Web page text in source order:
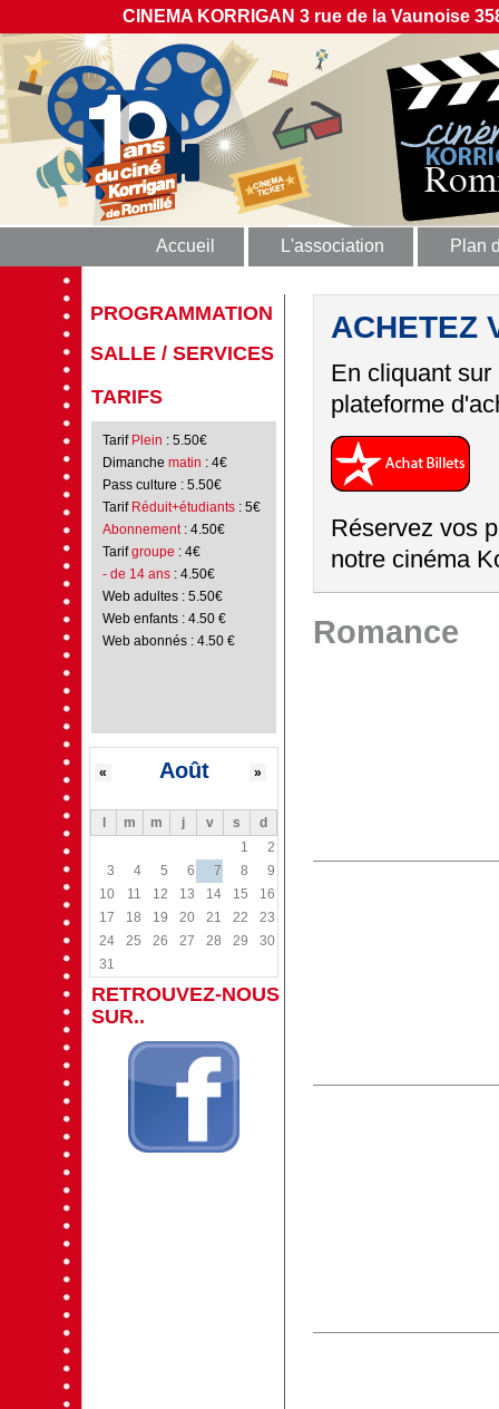
CINEMA KORRIGAN 3 rue de la Vaunoise
Accueil L'association Plan
PROGRAMMATION
SALLE / SERVICES
TARIFS
Tarif Plein : 5.50€
Dimanche matin : 4€
Pass culture : 5.50€
Tarif Réduit+étudiants : 5€
Abonnement: 4.50€
Tarifgroupe : 4€
- de 14 ans: 4.50€
Web adultes : 5.50€
Web enfants : 4.50 €
Web abonnés : 4.50 €
Août
« »
m m j v s
d
1
2
3
4 5 6 7 8
9
10
11 12 13 14 15
16
17
18 19 20 21 22
23
24
25 26 27 28 29
30
31
RETROUVEZ-NOUS
SUR..
ACHETEZ
En cliquant
plateforme
Réservez vos
notre cinéma
Romance